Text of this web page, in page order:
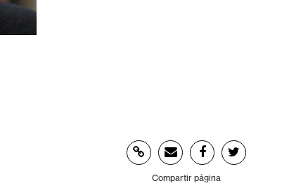
Compartir página